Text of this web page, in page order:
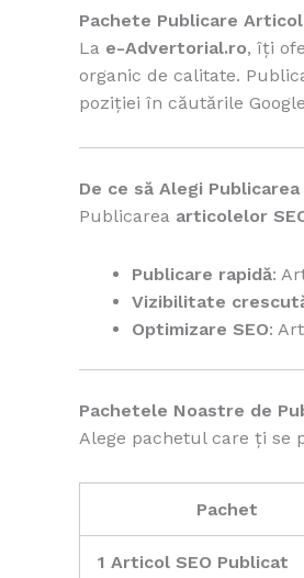
Pachete Publicare
La e-Advertorial.ro, îți
organic de calitate.
poziției în căutările
De ce să Alegi
Publicarea articolelor
Publicare rapidă:
Vizibilitate
Optimizare SEO:
Pachetele Noastre de
Alege pachetul care ți se
Pachet
1 Articol SEO Publicat